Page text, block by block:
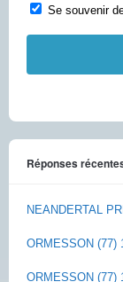
Se souvenir
Réponses
NEANDERTAL
ORMESSON (77)
ORMESSON (77)